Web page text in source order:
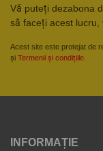
Vă puteți dezabona
să faceți acest lucru,
Acest site este protejat de
și Termenii și condițiile
INFORMAȚIE